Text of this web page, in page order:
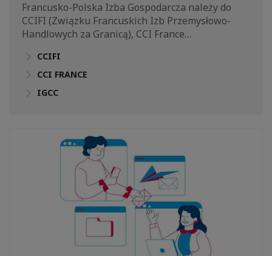
Francusko-Polska Izba Gospodarcza należy do
CCIFI (Związku Francuskich Izb Przemysłowo-
Handlowych za Granicą), CCI France…
CCIFI
CCI FRANCE
IGCC